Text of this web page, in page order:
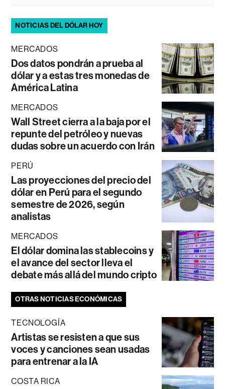
NOTICIAS DEL DÓLAR HOY
MERCADOS
Dos datos pondrán a prueba al
dólar y a estas tres monedas de
América Latina
MERCADOS
Wall Street cierra a la baja por el
repunte del petróleo y nuevas
dudas sobre un acuerdo con Irán
PERÚ
Las proyecciones del precio del
dólar en Perú para el segundo
semestre de 2026, según
analistas
MERCADOS
El dólar domina las stablecoins y
el avance del sector lleva el
debate más allá del mundo cripto
OTRAS NOTICIAS ECONÓMICAS
TECNOLOGÍA
Artistas se resisten a que sus
voces y canciones sean usadas
para entrenar a la IA
COSTA RICA